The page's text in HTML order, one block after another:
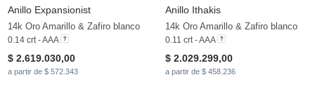
Anillo Expansionist
14k Oro Amarillo & Zafiro blanco
0.14 crt - AAA
$ 2.619.030,00
a partir de $ 572.343
Anillo Ithakis
14k Oro Amarillo & Zafiro blanco
0.11 crt - AAA
$ 2.029.299,00
a partir de $ 458.236